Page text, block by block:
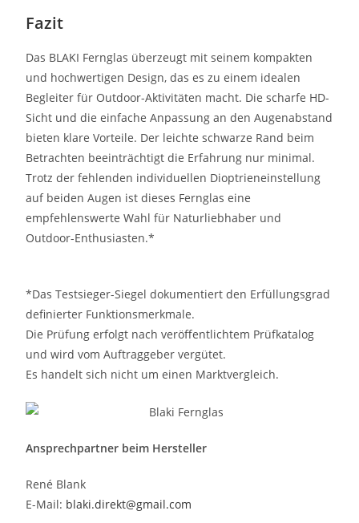
Fazit
Das BLAKI Fernglas überzeugt mit seinem kompakten
und hochwertigen Design, das es zu einem idealen
Begleiter für Outdoor-Aktivitäten macht. Die scharfe HD-
Sicht und die einfache Anpassung an den Augenabstand
bieten klare Vorteile. Der leichte schwarze Rand beim
Betrachten beeinträchtigt die Erfahrung nur minimal.
Trotz der fehlenden individuellen Dioptrieneinstellung
auf beiden Augen ist dieses Fernglas eine
empfehlenswerte Wahl für Naturliebhaber und
Outdoor-Enthusiasten.*
*Das Testsieger-Siegel dokumentiert den Erfüllungsgrad
definierter Funktionsmerkmale.
Die Prüfung erfolgt nach veröffentlichtem Prüfkatalog
und wird vom Auftraggeber vergütet.
Es handelt sich nicht um einen Marktvergleich.
Ansprechpartner beim Hersteller
René Blank
E-Mail: blaki.direkt@gmail.com